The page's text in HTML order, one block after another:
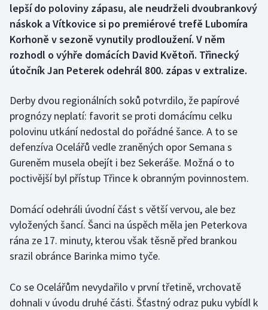
Curling
Dostihy
Florbal
Golf
Gymnastika
Házená
Jezdectví
Judo
Lezení
lepší do poloviny zápasu, ale neudrželi dvoubrankový
náskok a Vítkovice si po premiérové trefě Lubomíra
Korhoně v sezoně vynutily prodloužení. V něm
rozhodl o výhře domácích David Květoň. Třinecký
útočník Jan Peterek odehrál 800. zápas v extralize.
Derby dvou regionálních soků potvrdilo, že papírové
prognózy neplatí: favorit se proti domácímu celku
polovinu utkání nedostal do pořádné šance. A to se
defenzíva Ocelářů vedle zraněných opor Semana s
Gureněm musela obejít i bez Sekeráše. Možná o to
poctivější byl přístup Třince k obranným povinnostem.
Domácí odehráli úvodní část s větší vervou, ale bez
vyložených šancí. Šanci na úspěch měla jen Peterkova
rána ze 17. minuty, kterou však těsně před brankou
srazil obránce Barinka mimo tyče.
Co se Ocelářům nevydařilo v první třetině, vrchovatě
dohnali v úvodu druhé části. Šťastný odraz puku vybídl k